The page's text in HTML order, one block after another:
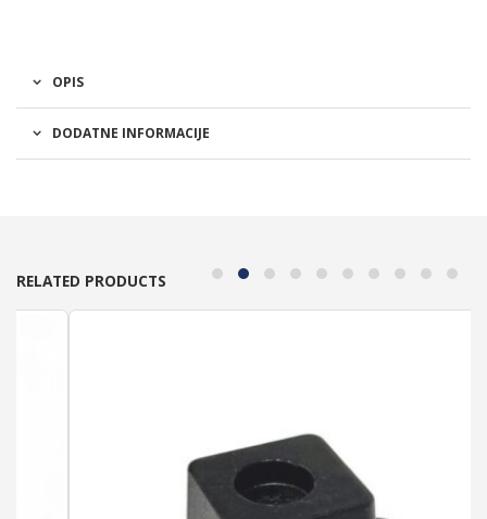
OPIS
DODATNE INFORMACIJE
RELATED PRODUCTS